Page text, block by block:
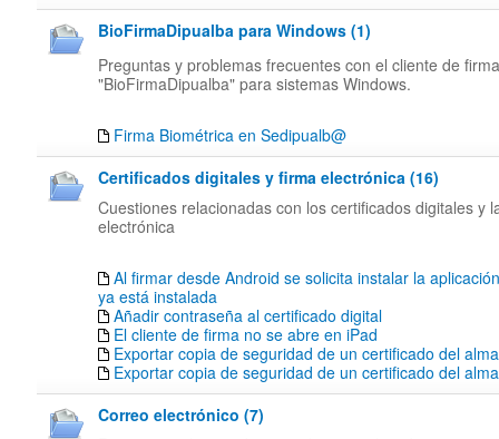
BioFirmaDipualba para Windows (1)
Preguntas y problemas frecuentes con el cliente de firma
"BioFirmaDipualba" para sistemas Windows.
Firma Biométrica en Sedipualb@
Certificados digitales y firma electrónica (16)
Cuestiones relacionadas con los certificados digitales y
electrónica
Al firmar desde Android se solicita instalar la
ya está instalada
Añadir contraseña al certificado digital
El cliente de firma no se abre en iPad
Exportar copia de seguridad de un certificado del
Exportar copia de seguridad de un certificado del
Correo electrónico (7)